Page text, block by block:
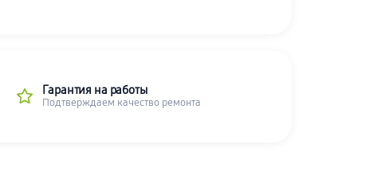
Гарантия на работы
Подтверждаем качество ремонта